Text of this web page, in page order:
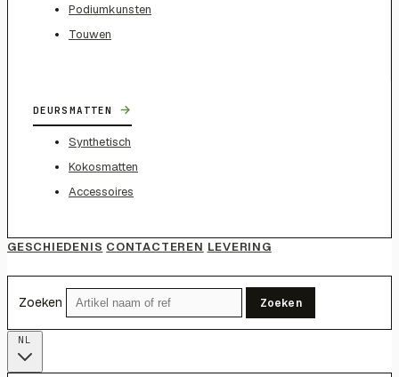
Podiumkunsten
Touwen
DEURSMATTEN →
Synthetisch
Kokosmatten
Accessoires
GESCHIEDENIS CONTACTEREN LEVERING
Zoeken Zoeken